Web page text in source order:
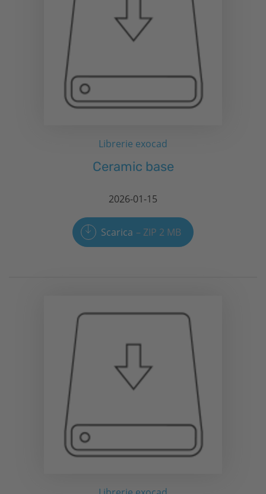
Librerie exocad
Ceramic base
2026-01-15
Scarica ZIP 2 MB